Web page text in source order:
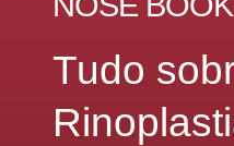
Tudo